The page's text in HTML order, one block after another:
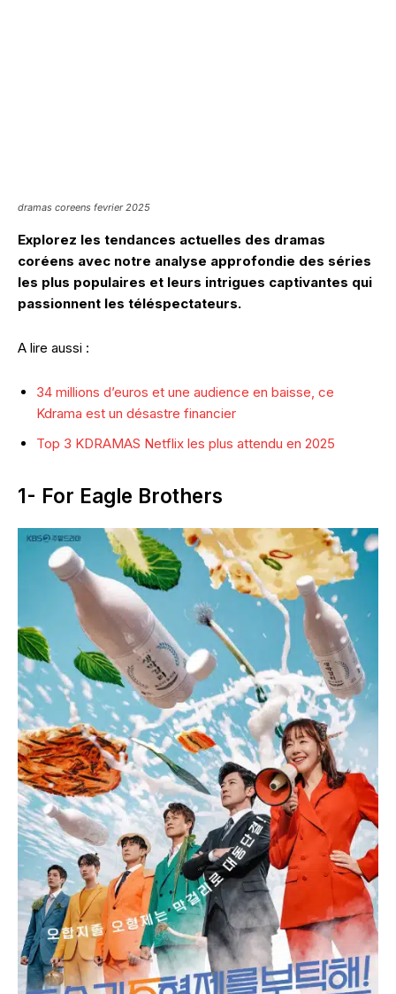
dramas coreens fevrier 2025
Explorez les tendances actuelles des dramas
coréens avec notre analyse approfondie des séries
les plus populaires et leurs intrigues captivantes qui
passionnent les téléspectateurs.
A lire aussi :
34 millions d’euros et une audience en baisse, ce
Kdrama est un désastre financier
Top 3 KDRAMAS Netflix les plus attendu en 2025
1- For Eagle Brothers